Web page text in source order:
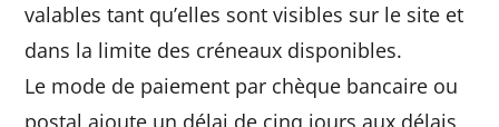
valables tant qu’elles sont visibles sur le site et
dans la limite des créneaux disponibles.
Le mode de paiement par chèque bancaire ou